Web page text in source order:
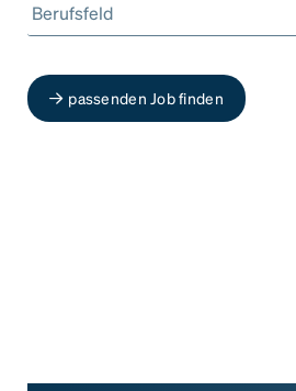
Berufsfeld
passenden Job finden